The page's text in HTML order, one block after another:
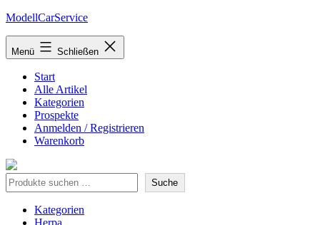
Zum
springen
ModellCarService
Menü Schließen
Start
Alle Artikel
Kategorien
Prospekte
Anmelden / Registrieren
Warenkorb
Suche Suche
Kategorien
Herpa